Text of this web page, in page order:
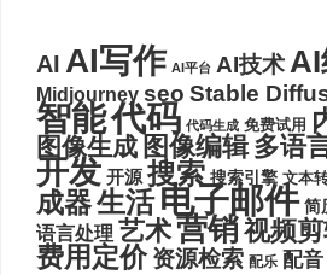
AI AI写作 AI平台 AI技术AI
Midjourney seo Stable
智能代码 代码生成 免费试用
图像生成 图像编辑 多语
开发 开源 搜索 搜索引擎 文本
成器生活电子邮件 简
语言处理 艺术营销视频
费用定价 资源检索 配乐 配音